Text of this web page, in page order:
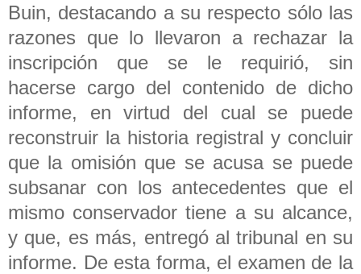
Buin, destacando a su respecto sólo las
razones que lo llevaron a rechazar la
inscripción que se le requirió, sin
hacerse cargo del contenido de dicho
informe, en virtud del cual se puede
reconstruir la historia registral y concluir
que la omisión que se acusa se puede
subsanar con los antecedentes que el
mismo conservador tiene a su alcance,
y que, es más, entregó al tribunal en su
informe. De esta forma, el examen de la